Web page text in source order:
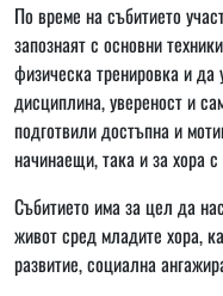
По време на събитието
запознаят с основни
физическа тренировка и да
дисциплина, увереност и
подготвили достъпна и
начинаещи, така и за хора
Събитието има за цел да
живот сред младите хора,
развитие, социална